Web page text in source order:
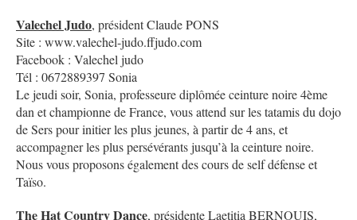
Valechel Judo, président Claude PONS
Site : www.valechel-judo.ffjudo.com
Facebook : Valechel judo
Tél : 0672889397 Sonia
Le jeudi soir, Sonia, professeure diplômée ceinture noire 4ème
dan et championne de France, vous attend sur les tatamis du dojo
de Sers pour initier les plus jeunes, à partir de 4 ans, et
accompagner les plus persévérants jusqu’à la ceinture noire.
Nous vous proposons également des cours de self défense et
Taïso.
The Hat Country Dance, présidente Laetitia BERNOUIS,